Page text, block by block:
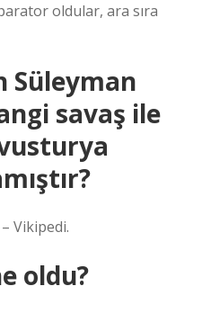
oldular, ara sıra
Süleyman
savaş ile
Vikipedi.
oldu?